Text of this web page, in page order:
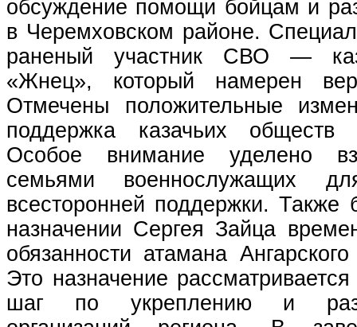
обсуждение помощи бойцам и
в Черемховском районе.
раненый участник СВО —
«Жнец», который намерен
Отмечены положительные
поддержка казачьих обществ
Особое внимание уделено
семьями военнослужащих
всесторонней поддержки. Также
назначении Сергея Зайца
обязанности атамана Ангарского
Это назначение
шаг по укреплению и